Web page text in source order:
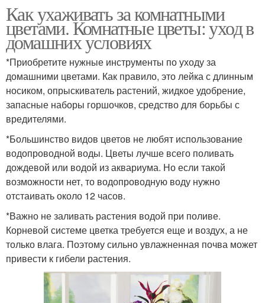
Как ухаживать за комнатными
цветами. Комнатные цветы: уход в
домашних условиях
*Приобретите нужные инструменты по уходу за
домашними цветами. Как правило, это лейка с длинным
носиком, опрыскиватель растений, жидкое удобрение,
запасные наборы горшочков, средство для борьбы с
вредителями.
*Большинство видов цветов не любят использование
водопроводной воды. Цветы лучше всего поливать
дождевой или водой из аквариума. Но если такой
возможности нет, то водопроводную воду нужно
отстаивать около 12 часов.
*Важно не заливать растения водой при поливе.
Корневой системе цветка требуется еще и воздух, а не
только влага. Поэтому сильно увлажненная почва может
привести к гибели растения.